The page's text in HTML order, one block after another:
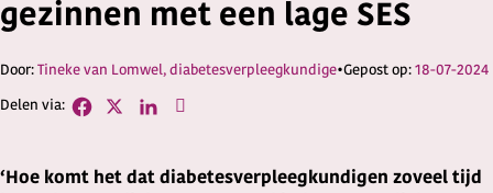
gezinnen met een lage SES
Tineke van Lomwel, diabetesverpleegkundige 18-07-2024
‘Hoe komt het dat diabetesverpleegkundigen zoveel tijd